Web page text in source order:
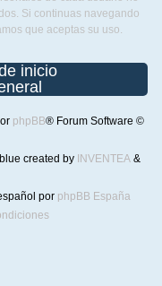
Si continuas navegando
que aceptas su uso.
inicio
phpBB® Forum Software ©
created by INVENTEA &
por phpBB España